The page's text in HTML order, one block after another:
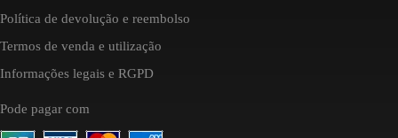
Política de devolução e reembolso
Termos de venda e utilização
Informações legais e RGPD
Pode pagar com